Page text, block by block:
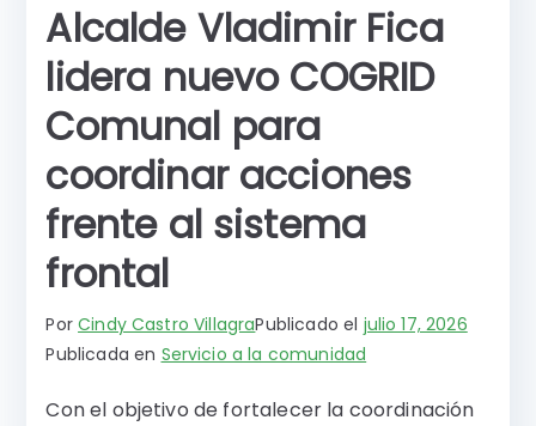
Alcalde Vladimir Fica
lidera nuevo COGRID
Comunal para
coordinar acciones
frente al sistema
frontal
PorCindy Castro VillagraPublicado el julio 17, 2026
Publicada en Servicio a la comunidad
Con el objetivo de fortalecer la coordinación